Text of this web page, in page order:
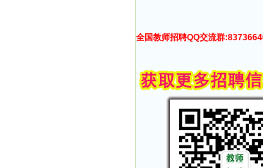
全国教师招聘QQ交流群